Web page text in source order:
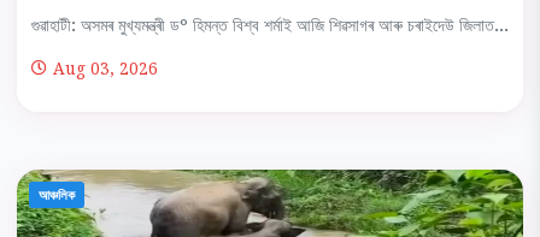
গুৱাহাটী: অসমৰ মুখ্যমন্ত্ৰী ড° হিমন্ত বিশ্ব শৰ্মাই আজি শিৱসাগৰ আৰু চৰাইদেউ জিলাত...
Aug 03, 2026
আঞ্চলিক